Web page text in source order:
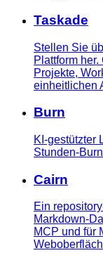
Taskade
Stellen Sie
Plattform
Projekte,
einheitlichen
Burn
KI-gestützter
Stunden-
Cairn
Ein
Markdown-
MCP und für